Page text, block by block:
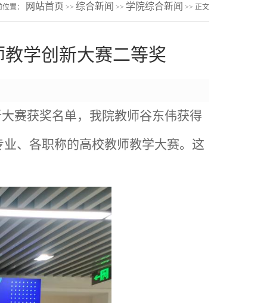
位置： 网站首页 >> 综合新闻 >> 学院综合新闻 >> 正文
学创新大赛二等奖
赛获奖名单，我院教师谷东伟获得
、各职称的高校教师教学大赛。这